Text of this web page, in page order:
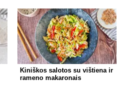
Kiniškos salotos su vištiena ir
rameno makaronais